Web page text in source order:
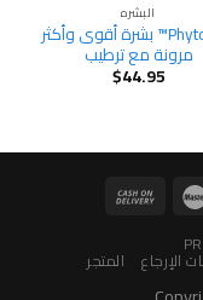
البشره
Phyto350™ بشرة أقوى وأكثر
مرونة مع ترطيب
$44.95
الإرجاع المتجر